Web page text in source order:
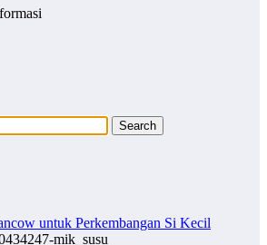
untuk Perkembangan Si Kecil
mik_susu